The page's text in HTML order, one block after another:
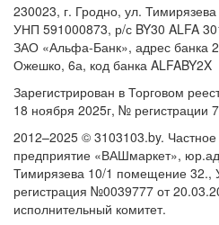
230023, г. Гродно, ул.
УНП 591000873, р/с BY30 ALFA
ЗАО «Альфа-Банк», адрес банка
Ожешко, 6а, код банка ALFABY2X
Зарегистрирован в Торговом
18 ноября 2025г, № регистрации
2012–2025 © 3103103.by. Частное
предприятие «ВАШмаркет»,
Тимирязева 10/1 помещение 32.,
регистрация №0039777 от
исполнительный комитет.